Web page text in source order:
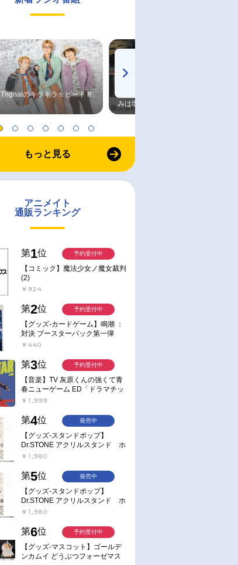
お取り寄せ
Trignalのキラキラ☆ビートＲ
みは塩だけ
もっと見る
アニメイト
通販ランキング
第1位
【コミック】魔法少女ノ魔女裁判
(2)
￥924
予約受付中
第2位
【グッズ-カードゲーム】鳴潮 ：
対決 ブースターパック第一弾
【ポイント2倍】
￥440
予約受付中
第3位
【音楽】TV 灰原くんの強くて青
春ニューゲーム ED「ドラマチッ
ク逃避行」収録シングル AIM
￥1,999
予約受付中
第4位
【グッズ-スタンドポップ】
Dr.STONE アクリルスタンド ホ
ワイマンといっしょver. スタン
￥1,980
発売中
第5位
【グッズ-スタンドポップ】
Dr.STONE アクリルスタンド ホ
ワイマンといっしょver. Dr.ゼノ
￥1,980
発売中
第6位
【グッズ-マスコット】ゴールデ
ンカムイ どうぶつフォーゼマス
予約受付中